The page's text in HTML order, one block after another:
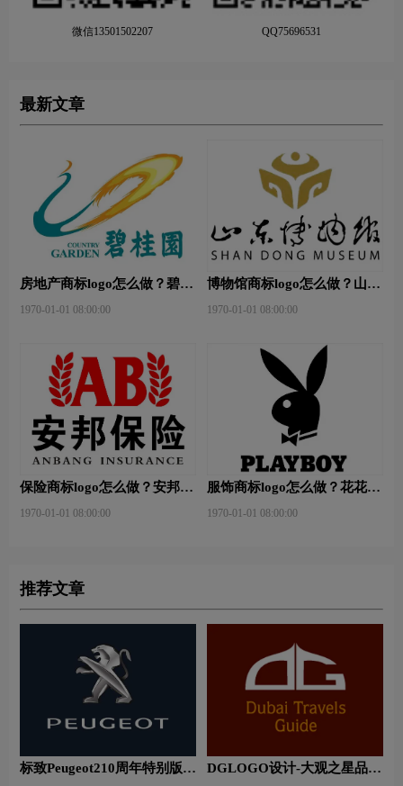
微信13501502207 QQ75696531
最新文章
房地产商标logo怎么做？碧桂
1970-01-01 08:00:00
博物馆商标logo怎么做？山东
logo设计
1970-01-01 08:00:00
保险商标logo怎么做？安邦保
1970-01-01 08:00:00
服饰商标logo怎么做？花花公
1970-01-01 08:00:00
推荐文章
标致Peugeot210周年特别版新
DGLOGO设计-大观之星品牌